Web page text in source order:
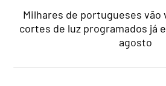
Milhares de portugueses
cortes de luz programados já
agosto